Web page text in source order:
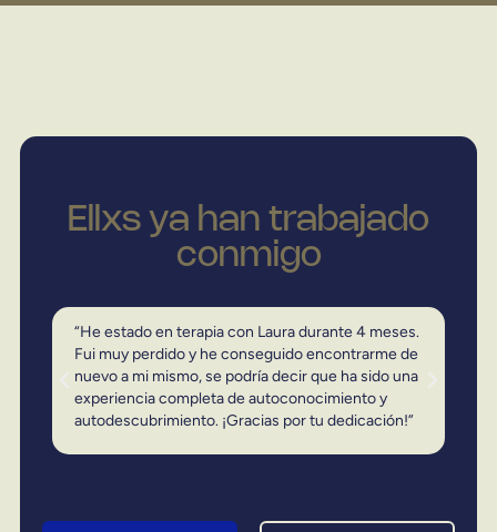
Ellxs ya han trabajado
conmigo
“He estado en terapia con Laura durante 4 meses.
Fui muy perdido y he conseguido encontrarme de
nuevo a mi mismo, se podría decir que ha sido una
experiencia completa de autoconocimiento y
autodescubrimiento. ¡Gracias por tu dedicación!”